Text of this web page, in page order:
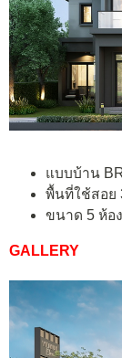
แบบบ้าน
พื้นที่ใช้สอย
ขนาด 5 ห้อ
GALLERY